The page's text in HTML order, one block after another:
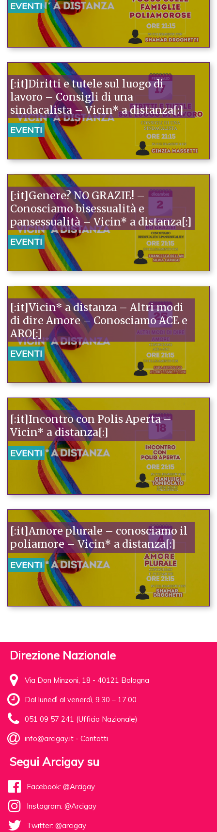
EVENTI
[:it]Diritti e tutele sul luogo di
lavoro – Consigli di una
sindacalista – Vicin* a distanza[:]
EVENTI
[:it]Genere? NO GRAZIE! –
Conosciamo bisessualità e
pansessualità – Vicin* a distanza[:]
EVENTI
[:it]Vicin* a distanza – Altri modi
di dire Amore – Conosciamo ACE e
ARO[:]
EVENTI
[:it]Incontro con Polis Aperta –
Vicin* a distanza[:]
EVENTI
[:it]Amore plurale – conosciamo il
poliamore – Vicin* a distanza[:]
EVENTI
Direzione Nazionale
Via Don Minzoni, 18 - 40121 Bologna
Dal lunedì al venerdì, 9.30 – 17.00
051 09 57 241 (Ufficio Nazionale)
info@arcigay.it - Contatti
Segui Arcigay su
Facebook: @Arcigay
Instagram: @Arcigay
Twitter: @arcigay